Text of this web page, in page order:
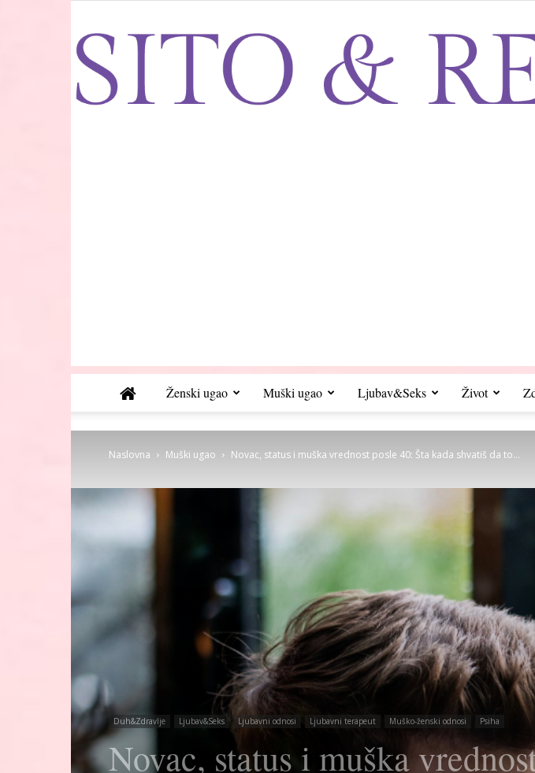
Ženski ugao Muški ugao Ljubav&Seks Život
Naslovna Muški ugao Novac, status i muška vrednost posle 40: Šta kada shvatiš da to...
Duh&Zdravlje Ljubav&Seks Ljubavni odnosi Ljubavni terapeut Muško-ženski odnosi Psiha
Novac, status i muška